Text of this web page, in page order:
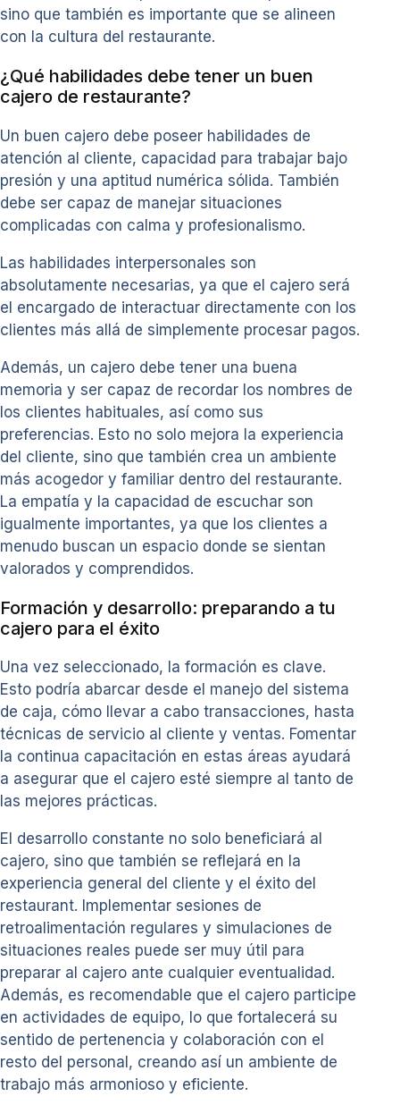
sino que también es importante que se alineen
con la cultura del restaurante.
¿Qué habilidades debe tener un buen
cajero de restaurante?
Un buen cajero debe poseer habilidades de
atención al cliente, capacidad para trabajar bajo
presión y una aptitud numérica sólida. También
debe ser capaz de manejar situaciones
complicadas con calma y profesionalismo.
Las habilidades interpersonales son
absolutamente necesarias, ya que el cajero será
el encargado de interactuar directamente con los
clientes más allá de simplemente procesar pagos.
Además, un cajero debe tener una buena
memoria y ser capaz de recordar los nombres de
los clientes habituales, así como sus
preferencias. Esto no solo mejora la experiencia
del cliente, sino que también crea un ambiente
más acogedor y familiar dentro del restaurante.
La empatía y la capacidad de escuchar son
igualmente importantes, ya que los clientes a
menudo buscan un espacio donde se sientan
valorados y comprendidos.
Formación y desarrollo: preparando a tu
cajero para el éxito
Una vez seleccionado, la formación es clave.
Esto podría abarcar desde el manejo del sistema
de caja, cómo llevar a cabo transacciones, hasta
técnicas de servicio al cliente y ventas. Fomentar
la continua capacitación en estas áreas ayudará
a asegurar que el cajero esté siempre al tanto de
las mejores prácticas.
El desarrollo constante no solo beneficiará al
cajero, sino que también se reflejará en la
experiencia general del cliente y el éxito del
restaurant. Implementar sesiones de
retroalimentación regulares y simulaciones de
situaciones reales puede ser muy útil para
preparar al cajero ante cualquier eventualidad.
Además, es recomendable que el cajero participe
en actividades de equipo, lo que fortalecerá su
sentido de pertenencia y colaboración con el
resto del personal, creando así un ambiente de
trabajo más armonioso y eficiente.